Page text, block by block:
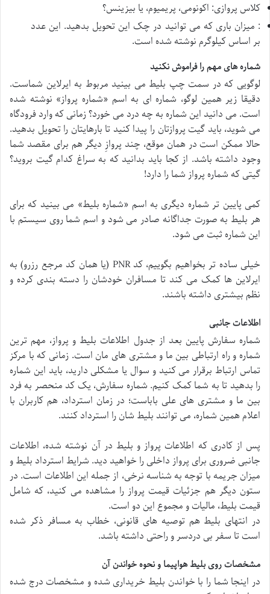
کلاس پروازی: اکونومی، پریمیوم، یا بیزینس؟
: میزان باری که می توانید در چک این تحویل بدهید. این عدد
بر اساس کیلوگرم نوشته شده است.
شماره های مهم را فراموش نکنید
لوگویی که در سمت چپ بلیط می بینید مربوط به ایرلاین شماست.
دقیقا زیر همین لوگو، شماره ای به اسم «شماره پرواز» نوشته شده
است. می دانید این شماره به چه درد می خورد؟ زمانی که وارد فرودگاه
می شوید، باید گیت پروازتان را پیدا کنید تا بارهایتان را تحویل بدهید.
حالا ممکن است در همان موقع، چند پروازِ دیگر هم برای مقصد شما
وجود داشته باشد. از کجا باید بدانید که به سراغ کدام گیت بروید؟
گیتی که شماره پرواز شما را دارد!
کمی پایین تر شماره دیگری به اسم «شماره بلیط» می بینید که برای
هر بلیط به صورت جداگانه صادر می شود و اسم شما روی سیستم با
این شماره ثبت می شود.
خیلی ساده تر بخواهیم بگوییم، کد PNR (یا همان کد مرجع رزرو) به
ایرلاین ها کمک می کند تا مسافران خودشان را دسته بندی کرده و
نظم بیشتری داشته باشند.
اطلاعات جانبی
شماره سفارش پایین بعد از جدول اطلاعات بلیط و پرواز، مهم ترین
شماره و راه ارتباطی بین ما و مشتری های مان است. زمانی که با مرکز
تماس ارتباط برقرار می کنید و سوال یا مشکلی دارید، باید این شماره
را بدهید تا به شما کمک کنیم. شماره سفارش، یک کد منحصر به فرد
بین ما و مشتری های علی باباست؛ در زمان استرداد، هم کاربران با
اعلام همین شماره، می توانند بلیط شان را استرداد کنند.
پس از کادری که اطلاعات پرواز و بلیط در آن نوشته شده، اطلاعات
جانبی ضروری برای پرواز داخلی را خواهید دید. شرایط استرداد بلیط و
میزان جریمه با توجه به شناسه نرخی، از جمله این اطلاعات است. در
ستون دیگر هم جزئیات قیمت پرواز را مشاهده می کنید، که شامل
قیمت بلیط، مالیات و مجموع این دو است.
در انتهای بلیط هم توصیه های قانونی، خطاب به مسافر ذکر شده
است تا سفر بی دردسر و راحتی داشته باشد.
مشخصات روی بلیط هواپیما و نحوه خواندن آن
در اینجا شما را با خواندن بلیط خریداری شده و مشخصات درج شده